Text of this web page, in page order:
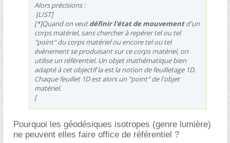
Alors précisions :
[LIST]
[*]Quand on veutdéfinir l'état de mouvementd'un
corps matériel, sans chercher à repérer tel ou tel
"point" du corps matériel ou encore tel ou tel
évènement se produisant sur ce corps matériel, on
utilise un référentiel. Un objet mathématique bien
adapté à cet objectif la est la notion de feuilletage 1D.
Chaque feuillet 1D est alors un "point" de l'objet
matériel.
[
Pourquoi les géodésiques isotropes (genre lumière)
ne peuvent elles faire office de référentiel ?